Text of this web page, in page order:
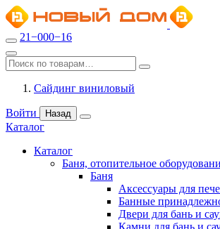
21−000−16
Сайдинг виниловый
Войти Назад
Каталог
Каталог
Баня, отопительное
Баня
Аксессуары для
Банные
Двери для бань и
Камни для бань и